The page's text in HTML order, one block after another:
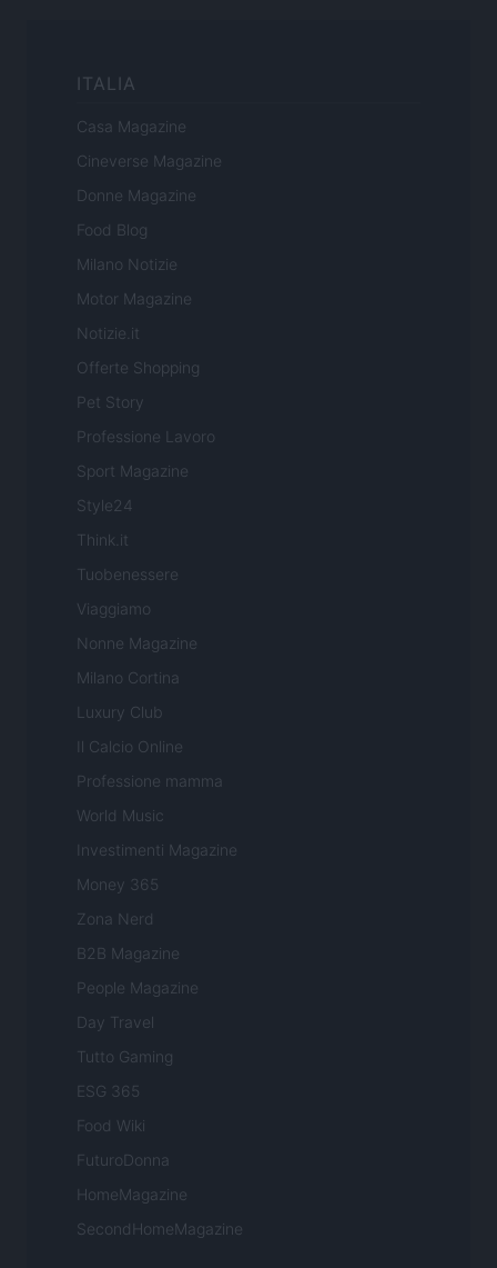
ITALIA
Casa Magazine
Cineverse Magazine
Donne Magazine
Food Blog
Milano Notizie
Motor Magazine
Notizie.it
Offerte Shopping
Pet Story
Professione Lavoro
Sport Magazine
Style24
Think.it
Tuobenessere
Viaggiamo
Nonne Magazine
Milano Cortina
Luxury Club
Il Calcio Online
Professione mamma
World Music
Investimenti Magazine
Money 365
Zona Nerd
B2B Magazine
People Magazine
Day Travel
Tutto Gaming
ESG 365
Food Wiki
FuturoDonna
HomeMagazine
SecondHomeMagazine